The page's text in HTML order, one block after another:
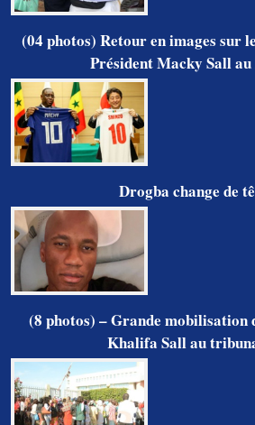
(04 photos) Retour en images sur
Président Macky Sall
Drogba change de
(8 photos) – Grande mobilisation
Khalifa Sall au